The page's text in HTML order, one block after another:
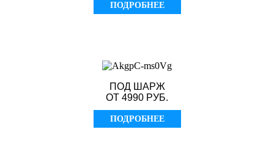
ПОДРОБНЕЕ
ПОД ШАРЖ
ОТ 4990 РУБ.
ПОДРОБНЕЕ